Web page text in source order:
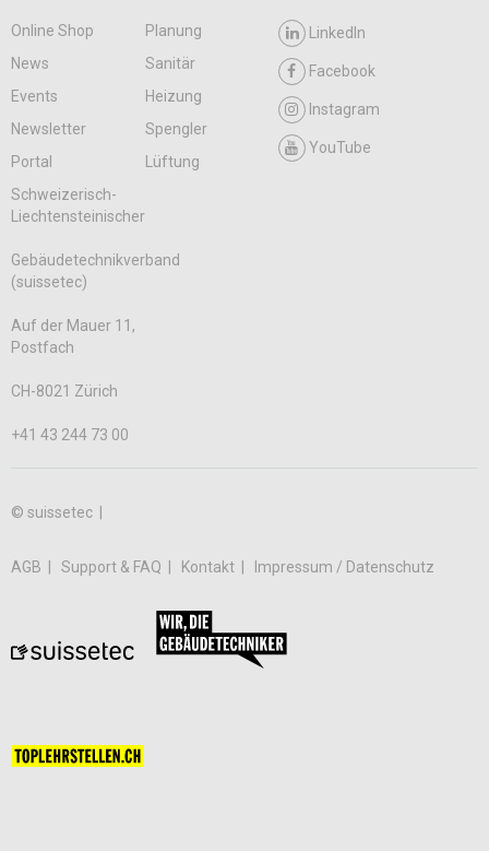
Online Shop
Planung
News
Sanitär
Events
Heizung
Newsletter
Spengler
Portal
Lüftung
LinkedIn
Facebook
Instagram
YouTube
Schweizerisch-
Liechtensteinischer
Gebäudetechnikverband
(suissetec)
Auf der Mauer 11,
Postfach
CH-8021 Zürich
+41 43 244 73 00
© suissetec |
AGB Support & FAQ Kontakt Impressum / Datenschutz